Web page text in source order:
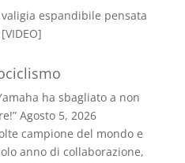
valigia espandibile pensata
ha sbagliato a non
Agosto 5, 2026
campione del mondo e
anno di collaborazione,